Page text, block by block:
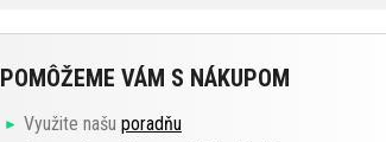
POMÔŽEME VÁM S NÁKUPOM
Využite našu poradňu